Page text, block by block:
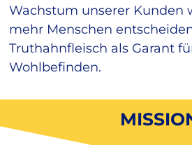
Wachstum unserer Kunden
mehr Menschen
Truthahnfleisch als Garant
Wohlbefinden.